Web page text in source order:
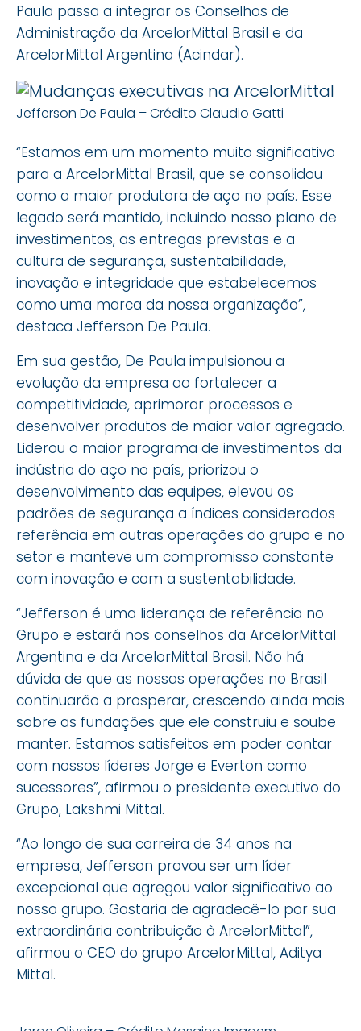
Paula passa a integrar os Conselhos de
Administração da ArcelorMittal Brasil e da
ArcelorMittal Argentina (Acindar).
Jefferson De Paula – Crédito Claudio Gatti
“Estamos em um momento muito significativo
para a ArcelorMittal Brasil, que se consolidou
como a maior produtora de aço no país. Esse
legado será mantido, incluindo nosso plano de
investimentos, as entregas previstas e a
cultura de segurança, sustentabilidade,
inovação e integridade que estabelecemos
como uma marca da nossa organização”,
destaca Jefferson De Paula.
Em sua gestão, De Paula impulsionou a
evolução da empresa ao fortalecer a
competitividade, aprimorar processos e
desenvolver produtos de maior valor agregado.
Liderou o maior programa de investimentos da
indústria do aço no país, priorizou o
desenvolvimento das equipes, elevou os
padrões de segurança a índices considerados
referência em outras operações do grupo e no
setor e manteve um compromisso constante
com inovação e com a sustentabilidade.
“Jefferson é uma liderança de referência no
Grupo e estará nos conselhos da ArcelorMittal
Argentina e da ArcelorMittal Brasil. Não há
dúvida de que as nossas operações no Brasil
continuarão a prosperar, crescendo ainda mais
sobre as fundações que ele construiu e soube
manter. Estamos satisfeitos em poder contar
com nossos líderes Jorge e Everton como
sucessores”, afirmou o presidente executivo do
Grupo, Lakshmi Mittal.
“Ao longo de sua carreira de 34 anos na
empresa, Jefferson provou ser um líder
excepcional que agregou valor significativo ao
nosso grupo. Gostaria de agradecê-lo por sua
extraordinária contribuição à ArcelorMittal”,
afirmou o CEO do grupo ArcelorMittal, Aditya
Mittal.